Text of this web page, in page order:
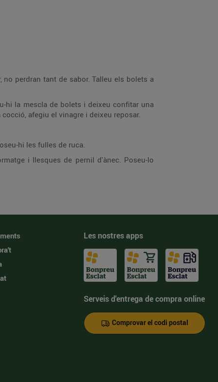
perdran tant de sabor. Talleu els bolets a
hi la mescla de bolets i deixeu confitar una
afegiu el vinagre i deixeu reposar.
hi les fulles de ruca.
i llesques de pernil d'ànec. Poseu-lo
Les nostres apps
Serveis d'entrega de compra online
Comprovar el codi postal